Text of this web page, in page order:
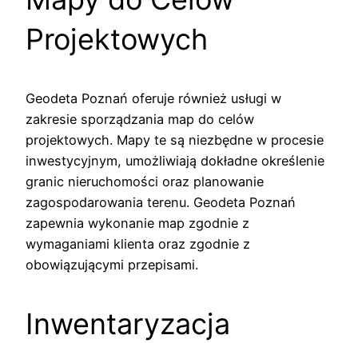
Projektowych
Geodeta Poznań oferuje również usługi w
zakresie sporządzania map do celów
projektowych. Mapy te są niezbędne w procesie
inwestycyjnym, umożliwiają dokładne określenie
granic nieruchomości oraz planowanie
zagospodarowania terenu. Geodeta Poznań
zapewnia wykonanie map zgodnie z
wymaganiami klienta oraz zgodnie z
obowiązującymi przepisami.
Inwentaryzacja